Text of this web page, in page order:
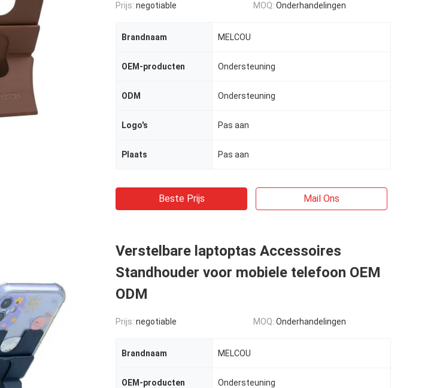
Prijs: negotiable MOQ: Onderhandelingen
Brandnaam MELCOU
OEM-producten Ondersteuning
ODM Ondersteuning
Logo's Pas aan
Plaats Pas aan
Beste Prijs Mail Ons
Verstelbare laptoptas Accessoires
Standhouder voor mobiele telefoon OEM
ODM
Prijs: negotiable MOQ: Onderhandelingen
Brandnaam MELCOU
OEM-producten Ondersteuning